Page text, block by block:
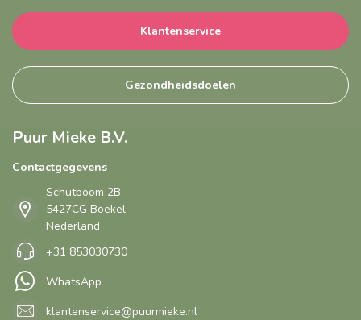
Klantenservice
Gezondheidsdoelen
Puur Mieke B.V.
Contactgegevens
Schutboom 2B
5427CG Boekel
Nederland
+31 853030730
WhatsApp
klantenservice@puurmieke.nl